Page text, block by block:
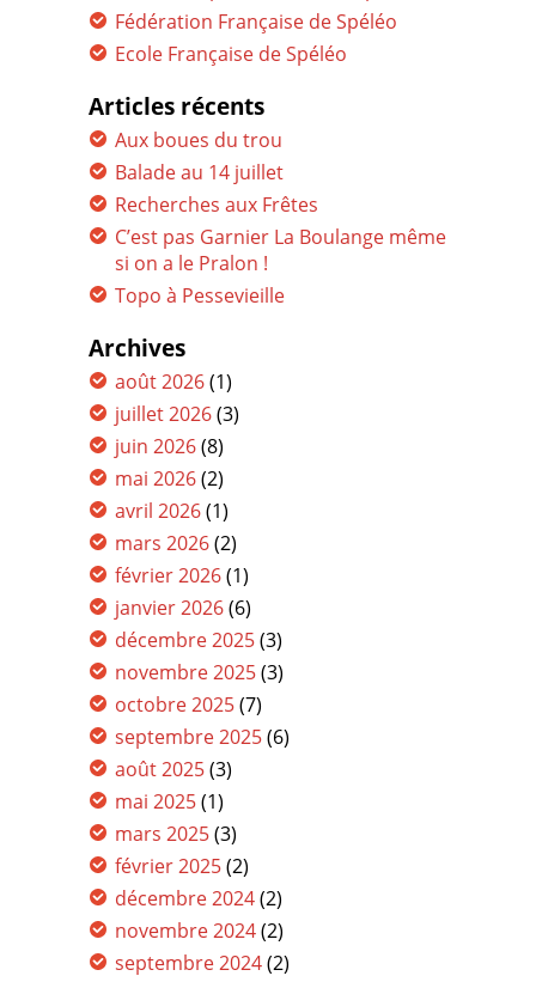
Fédération Française de Spéléo
Ecole Française de Spéléo
Articles récents
Aux boues du trou
Balade au 14 juillet
Recherches aux Frêtes
C’est pas Garnier La Boulange même
si on a le Pralon !
Topo à Pessevieille
Archives
août 2026(1)
juillet 2026(3)
juin 2026(8)
mai 2026(2)
avril 2026(1)
mars 2026(2)
février 2026(1)
janvier 2026(6)
décembre 2025(3)
novembre 2025(3)
octobre 2025(7)
septembre 2025(6)
août 2025(3)
mai 2025(1)
mars 2025(3)
février 2025(2)
décembre 2024(2)
novembre 2024(2)
septembre 2024(2)